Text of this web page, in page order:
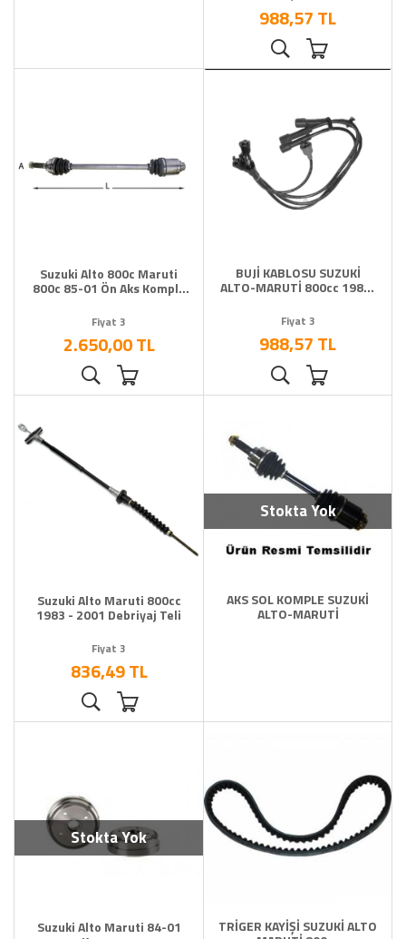
988,57 TL
Suzuki Alto 800c Maruti
800c 85-01 Ön Aks Komple
Fiyat 3
2.650,00 TL
BUJİ KABLOSU SUZUKİ
ALTO-MARUTİ 800cc 1983-
Fiyat 3
988,57 TL
Suzuki Alto Maruti 800cc
1983 - 2001 Debriyaj Teli
Fiyat 3
836,49 TL
Stokta Yok
AKS SOL KOMPLE SUZUKİ
ALTO-MARUTİ
Stokta Yok
Suzuki Alto Maruti 84-01 TRİGER KAYİŞİ SUZUKİ ALTO